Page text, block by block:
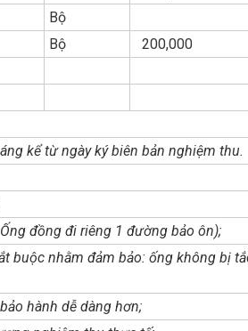
Bộ
Bộ
200,000
kể từ ngày ký biên bản nghiệm thu.
đồng đi riêng 1 đường bảo ôn);
buộc nhằm đảm bảo: ống không bị
hành dễ dàng hơn;